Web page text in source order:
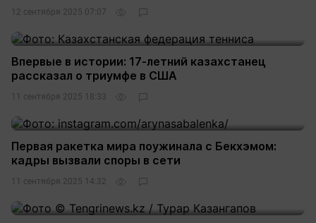
12 сентября 2025 07:07
Впервые в истории: 17-летний казахстанец
рассказал о триумфе в США
11 сентября 2025 18:33
Первая ракетка мира поужинала с Бекхэмом:
кадры вызвали споры в сети
11 сентября 2025 14:32